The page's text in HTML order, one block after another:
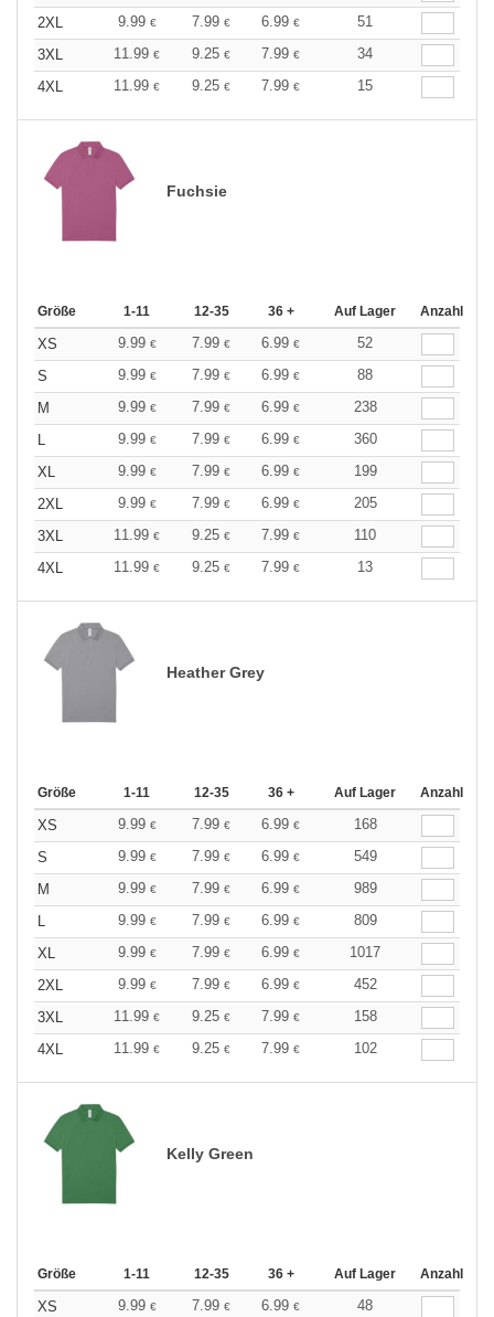
2XL
9.99 € 7.99 € 6.99 €
51
3XL
11.99 € 9.25 € 7.99 €
34
4XL
11.99 € 9.25 € 7.99 € 15
Fuchsie
Größe 1-11 12-35 36 + Auf Lager Anzahl
XS 9.99 € 7.99 € 6.99 €
52
S
9.99 € 7.99 € 6.99 €
88
M
9.99 € 7.99 € 6.99 €
238
9.99 € 7.99 € 6.99 €
360
XL
9.99 € 7.99 € 6.99 €
199
2XL
9.99 € 7.99 € 6.99 €
205
3XL
11.99 € 9.25 € 7.99 €
110
4XL
11.99 € 9.25 € 7.99 € 13
Heather Grey
Größe 1-11 12-35 36 + Auf Lager Anzahl
XS 9.99 € 7.99 € 6.99 €
168
S
9.99 € 7.99 € 6.99 €
549
M
9.99 € 7.99 € 6.99 €
989
9.99 € 7.99 € 6.99 €
809
XL
9.99 € 7.99 € 6.99 €
1017
2XL
9.99 € 7.99 € 6.99 €
452
3XL
11.99 € 9.25 € 7.99 €
158
4XL
11.99 € 9.25 € 7.99 € 102
Kelly Green
Größe 1-11 12-35 36 + Auf Lager Anzahl
XS 9.99 € 7.99 € 6.99 € 48